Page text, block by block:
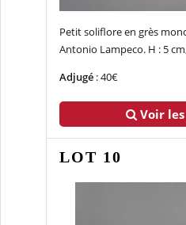
Petit soliflore en grès
Antonio Lampeco. H : 5
Adjugé: 40€
Voir
LOT 10